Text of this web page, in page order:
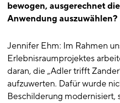
bewogen, ausgerechnet
Anwendung auszuwählen?
Jennifer Ehm: Im Rahmen
Erlebnisraumprojektes
daran, die „Adler trifft
aufzuwerten. Dafür wurde
Beschilderung modernisiert,